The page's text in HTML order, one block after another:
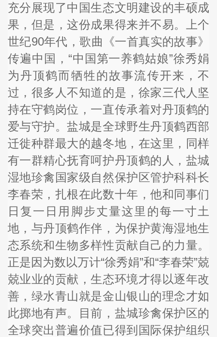
充分展现了中国生态文明建设的丰硕成
果，但是，这份成果得来并不易。上个
世纪90年代，歌曲《一首真实的故事》
传遍中国，“中国第一养鹤姑娘”徐秀娟
为丹顶鹤而牺牲的故事流传开来，不
过，很多人不知道的是，徐家三代人坚
持在守鹤岗位，一直传承着对丹顶鹤的
爱与守护。盐城是全球野生丹顶鹤西部
迁徙种群最大的越冬地，在这里，同样
有一群精心抚育呵护丹顶鹤的人，盐城
湿地珍禽国家级自然保护区管护科科长
李春荣，扎根在此数十年，他和同事们
日复一日用脚步丈量这里的每一寸土
地，与丹顶鹤作伴，为保护黄海湿地生
态系统和生物多样性贡献自己的力量。
正是因为数以万计“徐秀娟”和“李春荣”兢
兢业业的贡献，生态环境才得以逐年改
善，绿水青山就是金山银山的理念才如
此掷地有声。目前，盐城珍禽保护区的
全球突出普遍价值已得到国际保护组织